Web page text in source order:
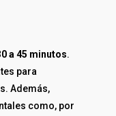
a 45 minutos.
para
Además,
como, por